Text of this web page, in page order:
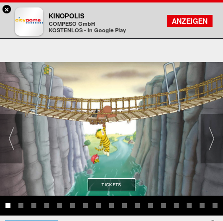
Kinopolis
FILMSUCHE
KONTO
TICKETS
×
KINOPOLIS
COMPESO GmbH
KOSTENLOS - In Google Play
ANZEIGEN